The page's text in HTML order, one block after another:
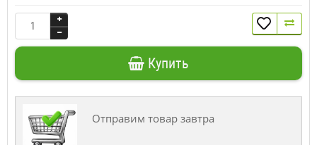
Купить
Отправим товар завтра